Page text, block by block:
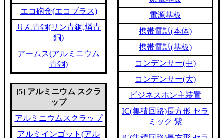
エコ砲金(エコブラス)
りん青銅(リン青銅,燐青
銅)
アームス(アルミニウム
青銅)
[5] アルミニウム スクラ
ップ
アルミニウムスクラップ
アルミインゴット(アル
電源基板
携帯電話(本体)
携帯電話(基板)
コンデンサー(中)
コンデンサー(大)
ビジネスホン主装置
IC(集積回路)長方形 セラ
ミック 紫